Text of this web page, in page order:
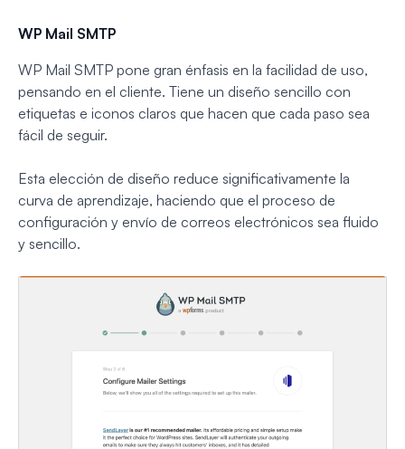
WP Mail SMTP
WP Mail SMTP pone gran énfasis en la facilidad de uso,
pensando en el cliente. Tiene un diseño sencillo con
etiquetas e iconos claros que hacen que cada paso sea
fácil de seguir.
Esta elección de diseño reduce significativamente la
curva de aprendizaje, haciendo que el proceso de
configuración y envío de correos electrónicos sea fluido
y sencillo.